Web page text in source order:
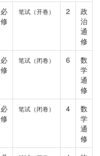
必
修
笔试（开卷） 2
政
治
通
修
必
修
笔试（闭卷） 6
数
学
通
修
必
修
笔试（闭卷） 4
数
学
通
修